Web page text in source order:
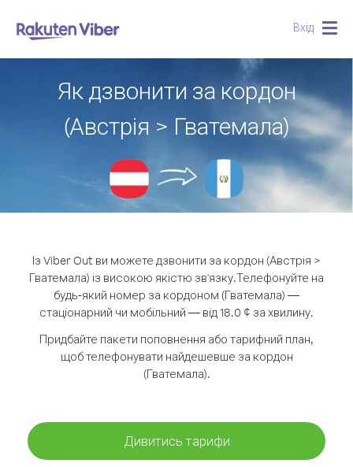
Вхід
Як дзвонити за кордон
(Австрія > Гватемала)
Із Viber Out ви можете дзвонити за кордон (Австрія >
Гватемала) із високою якістю зв'язку.Телефонуйте на
будь-який номер за кордоном (Гватемала) —
стаціонарний чи мобільний — від 18.0 ¢ за хвилину.
Придбайте пакети поповнення або тарифний план,
щоб телефонувати найдешевше за кордон
(Гватемала).
Дивитись тарифи